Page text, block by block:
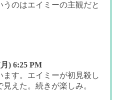
のはエイミーの主観だと
) 6:25 PM
す。エイミーが初見殺し
えた。続きが楽しみ。